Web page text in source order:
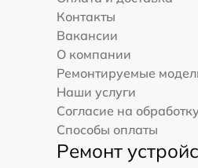
Контакты
Вакансии
О компании
Ремонтируемые
Наши услуги
Согласие на
Способы оплаты
Ремонт